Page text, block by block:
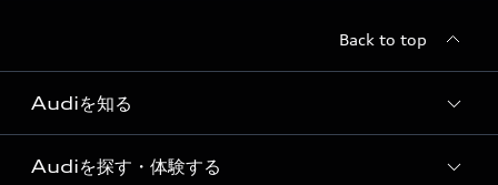
Back to top
Audiを知る
Audi ブランド
Audiを探す・体験する